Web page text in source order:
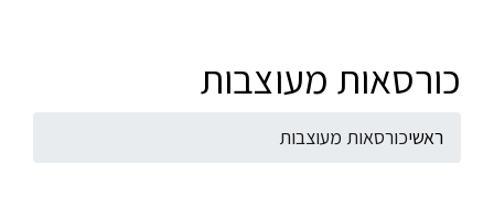
כורסאות מעוצבות
ראשיכורסאות מעוצבות